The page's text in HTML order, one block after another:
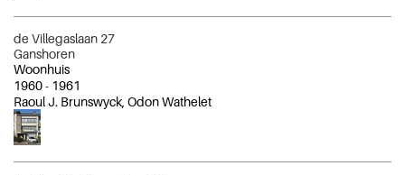
de Villegaslaan 27
Ganshoren
Woonhuis
1960- 1961
Raoul J. Brunswyck, Odon Wathelet